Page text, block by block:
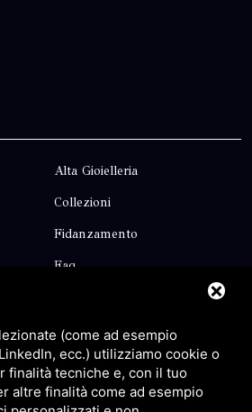
Alta Gioielleria
Collezioni
Fidanzamento
Faq
Privacy
(come ad esempio
ecc.) utilizziamo cookie o
finalità tecniche e, con il tuo
altre finalità come ad esempio